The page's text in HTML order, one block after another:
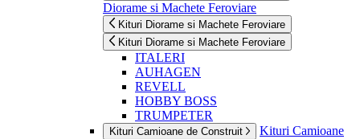
Diorame si Machete Feroviare
Kituri Diorame si Machete Feroviare
Kituri Diorame si Machete Feroviare
ITALERI
AUHAGEN
REVELL
HOBBY BOSS
TRUMPETER
Kituri Camioane de Construit
Kituri Camioane